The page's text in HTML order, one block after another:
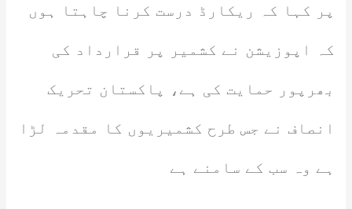
پر کہا کہ ریکارڈ درست کرنا چاہتا ہوں
کہ اپوزیشن نے کشمیر پر قرارداد کی
بھرپور حمایت کی ہے، پاکستان تحریک
انصاف نے جس طرح کشمیریوں کا مقدمہ لڑا
ہے وہ سب کے سامنے ہے